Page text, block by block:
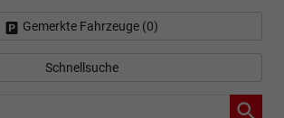
Gemerkte Fahrzeuge (0)
Schnellsuche